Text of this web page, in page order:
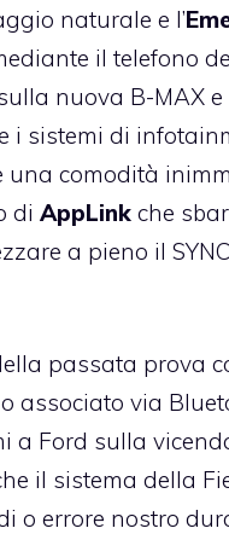
naturale e l’
il telefono
nuova B-MAX
i sistemi di
comodità
di AppLink che
a pieno il
passata prova
associato via
a Ford sulla
il sistema della
o errore nostro